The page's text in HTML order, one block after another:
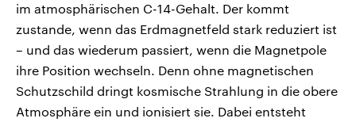
im atmosphärischen C-14-Gehalt. Der kommt
zustande, wenn das Erdmagnetfeld stark reduziert ist
– und das wiederum passiert, wenn die Magnetpole
ihre Position wechseln. Denn ohne magnetischen
Schutzschild dringt kosmische Strahlung in die obere
Atmosphäre ein und ionisiert sie. Dabei entsteht